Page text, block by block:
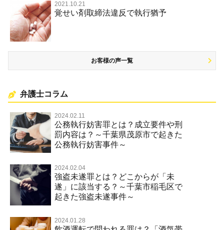
2021.10.21
覚せい剤取締法違反で執行猶予
お客様の声一覧
弁護士コラム
2024.02.11
公務執行妨害罪とは？成立要件や刑
罰内容は？～千葉県茂原市で起きた
公務執行妨害事件～
2024.02.04
強盗未遂罪とは？どこからが「未
遂」に該当する？～千葉市稲毛区で
起きた強盗未遂事件～
2024.01.28